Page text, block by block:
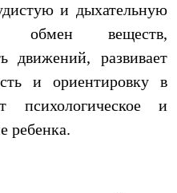
и дыхательную
обмен веществ,
движений, развивает
и ориентировку в
психологическое и
ребенка.